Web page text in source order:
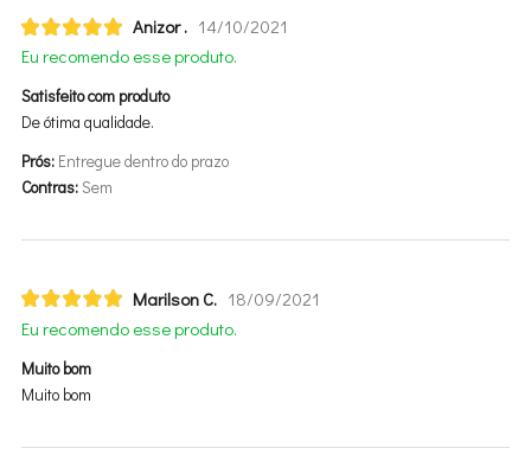
Anizor . 14/10/2021
Eu recomendo esse produto.
Satisfeito com produto
De ótima qualidade.
Prós: Entregue dentro do prazo
Contras:Sem
Marilson C. 18/09/2021
Eu recomendo esse produto.
Muito bom
Muito bom